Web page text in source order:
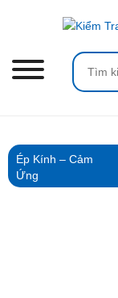
Search
for:
Ép Kính – Cảm
Ứng